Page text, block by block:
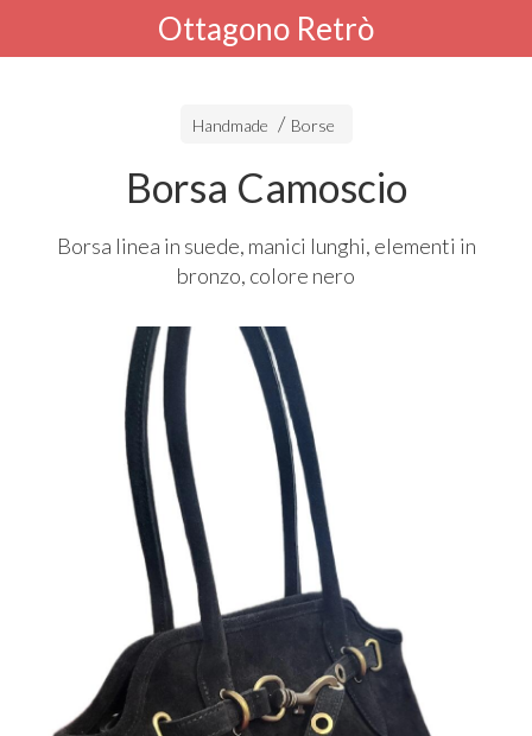
Ottagono Retrò
Handmade Borse
Borsa Camoscio
Borsa linea in suede, manici lunghi, elementi in
bronzo, colore nero